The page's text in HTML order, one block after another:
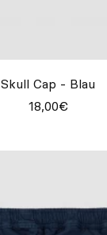
Skull Cap - Blau
18,00€